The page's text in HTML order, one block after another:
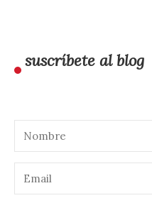
suscríbete al blog